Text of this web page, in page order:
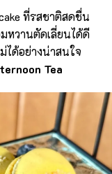
ที่รสชาติสดชื่น
หวานตัดเลี่ยนได้ดี
ได้อย่างน่าสนใจ
Tea